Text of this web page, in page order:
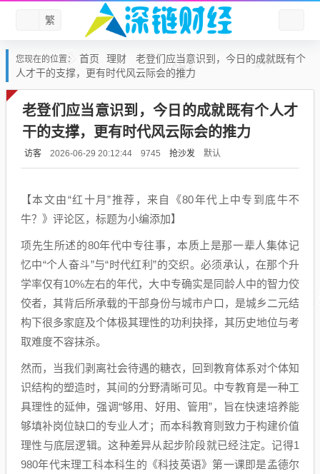
繁
您现在的位置： 首页 理财
老登们应当意识到，今日的成就既有个
人才干的支撑，更有时代风云际会的推力
老登们应当意识到，今日的成就既有个人才
干的支撑，更有时代风云际会的推力
访客 2026-06-29 20:12:44 9745 抢沙发 默认
【本文由“红十月”推荐，来自《80年代上中专到底牛不
牛？》评论区，标题为小编添加】
项先生所述的80年代中专往事，本质上是那一辈人集体记
忆中“个人奋斗”与“时代红利”的交织。必须承认，在那个升
学率仅有10%左右的年代，大中专确实是同龄人中的智力佼
佼者，其背后所承载的干部身份与城市户口，是城乡二元结
构下很多家庭及个体极其理性的功利抉择，其历史地位与考
取难度不容抹杀。
然而，当我们剥离社会待遇的糖衣，回到教育体系对个体知
识结构的塑造时，其间的分野清晰可见。中专教育是一种工
具理性的延伸，强调“够用、好用、管用”，旨在快速培养能
够填补岗位缺口的专业人才；而本科教育则致力于构建价值
理性与底层逻辑。这种差异从起步阶段就已经注定。记得1
980年代末理工科本科生的《科技英语》第一课即是孟德尔